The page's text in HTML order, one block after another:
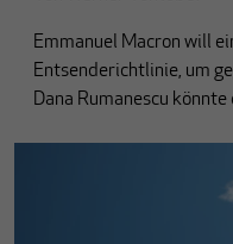
Emmanuel Macron will
Entsenderichtlinie, um
Dana Rumanescu könnte